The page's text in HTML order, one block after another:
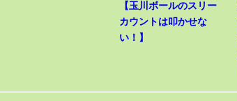
【玉川ボールのスリー
カウントは叩かせな
い！】